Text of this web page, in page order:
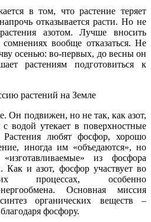
в том, что растение теряет
отказывается расти. Но не
азотом. Лучше вносить
вообще отказаться. Не
осенью: во-первых, до весны он
растениям подготовиться к
растений на Земле
Он подвижен, но не так, как азот,
водой утекает в поверхностные
любят фосфор, хорошо
иногда им «объедаются», но
из фосфора
Как и азот, фосфор участвует во
процессах, особенно
Основная миссия
органических веществ –
фосфору.